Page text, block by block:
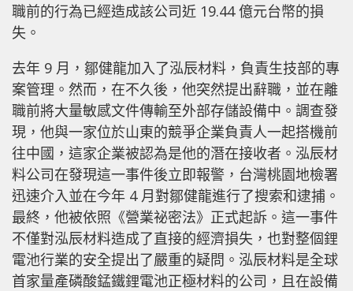
職前的行為已經造成該公司近 19.44 億元台幣的損
失。
去年 9 月，鄒健龍加入了泓辰材料，負責生技部的專
案管理。然而，在不久後，他突然提出辭職，並在離
職前將大量敏感文件傳輸至外部存儲設備中。調查發
現，他與一家位於山東的競爭企業負責人一起搭機前
往中國，這家企業被認為是他的潛在接收者。泓辰材
料公司在發現這一事件後立即報警，台灣桃園地檢署
迅速介入並在今年 4 月對鄒健龍進行了搜索和逮捕。
最終，他被依照《營業祕密法》正式起訴。這一事件
不僅對泓辰材料造成了直接的經濟損失，也對整個鋰
電池行業的安全提出了嚴重的疑問。泓辰材料是全球
首家量產磷酸錳鐵鋰電池正極材料的公司，且在設備